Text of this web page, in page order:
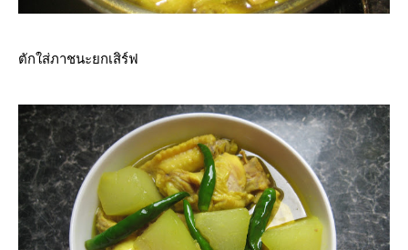
ตักใส่ภาชนะยกเสิร์ฟ